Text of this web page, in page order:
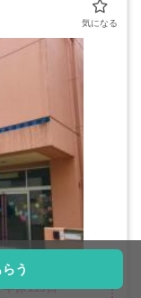
休119日
う